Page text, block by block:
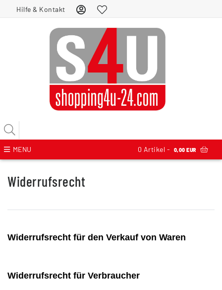
Hilfe & Kontakt
MENU 0 Artikel - 0,00 EUR
Widerrufs­recht
Widerrufsrecht für den Verkauf von Waren
Widerrufsrecht für Verbraucher